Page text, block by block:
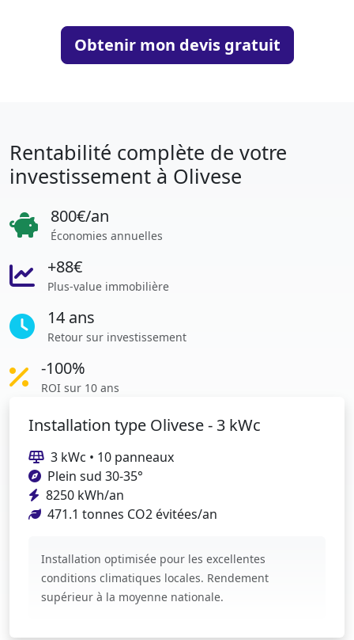
Obtenir mon devis gratuit
Rentabilité complète de votre
investissement à Olivese
800€/an
Économies annuelles
+88€
Plus-value immobilière
14 ans
Retour sur investissement
-100%
ROI sur 10 ans
Installation type Olivese - 3 kWc
3 kWc • 10 panneaux
Plein sud 30-35°
8250 kWh/an
471.1 tonnes CO2 évitées/an
Installation optimisée pour les excellentes
conditions climatiques locales. Rendement
supérieur à la moyenne nationale.